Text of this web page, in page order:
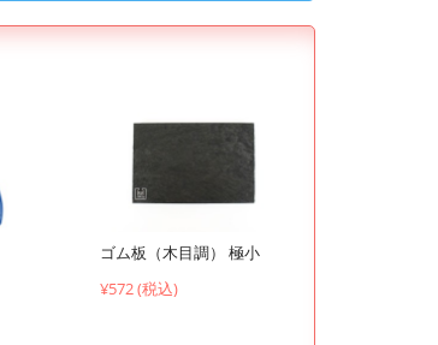
ゴム板（木目調） 極小
¥572 (税込)